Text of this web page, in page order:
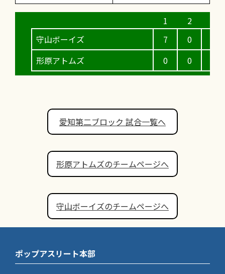
守山ボーイズ
形原アトムズ
7
0
0
0
愛知第二ブロック 試合一覧へ
形原アトムズのチームページへ
守山ボーイズのチームページへ
ポップアスリート本部